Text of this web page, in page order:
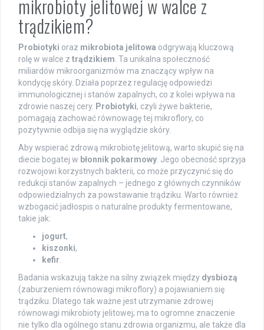
mikrobioty jelitowej w walce z
trądzikiem?
Probiotyki oraz mikrobiota jelitowa odgrywają kluczową
rolę w walce z trądzikiem . Ta unikalna społeczność
miliardów mikroorganizmów ma znaczący wpływ na
kondycję skóry. Działa poprzez regulację odpowiedzi
immunologicznej i stanów zapalnych, co z kolei wpływa na
zdrowie naszej cery. Probiotyki, czyli żywe bakterie,
pomagają zachować równowagę tej mikroflory, co
pozytywnie odbija się na wyglądzie skóry.
Aby wspierać zdrową mikrobiotę jelitową, warto skupić się na
diecie bogatej w błonnik pokarmowy . Jego obecność sprzyja
rozwojowi korzystnych bakterii, co może przyczynić się do
redukcji stanów zapalnych – jednego z głównych czynników
odpowiedzialnych za powstawanie trądziku. Warto również
wzbogacić jadłospis o naturalne produkty fermentowane,
takie jak:
jogurt,
kiszonki,
kefir
Badania wskazują także na silny związek między dysbiozą
(zaburzeniem równowagi mikroflory) a pojawianiem się
trądziku. Dlatego tak ważne jest utrzymanie zdrowej
równowagi mikrobioty jelitowej; ma to ogromne znaczenie
nie tylko dla ogólnego stanu zdrowia organizmu, ale także dla